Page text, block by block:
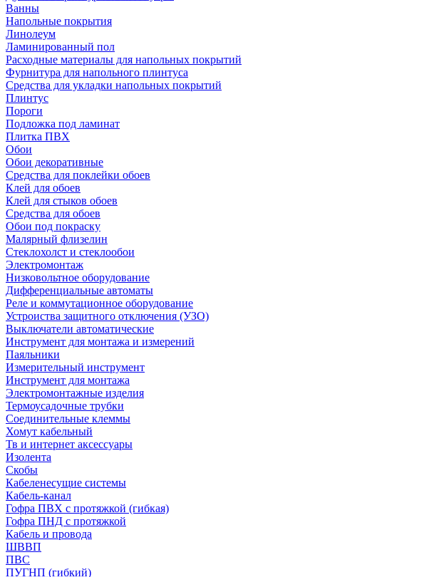
Ванны
Напольные покрытия
Линолеум
Ламинированный пол
Расходные материалы для напольных покрытий
Фурнитура для напольного плинтуса
Средства для укладки напольных покрытий
Плинтус
Пороги
Подложка под ламинат
Плитка ПВХ
Обои
Обои декоративные
Средства для поклейки обоев
Клей для обоев
Клей для стыков обоев
Средства для обоев
Обои под покраску
Малярный флизелин
Стеклохолст и стеклообои
Электромонтаж
Низковольтное оборудование
Дифференциальные автоматы
Реле и коммутационное оборудование
Устроиства защитного отключения (УЗО)
Выключатели автоматические
Инструмент для монтажа и измерений
Паяльники
Измерительный инструмент
Инструмент для монтажа
Электромонтажные изделия
Термоусадочные трубки
Соединительные клеммы
Хомут кабельный
Тв и интернет аксессуары
Изолента
Скобы
Кабеленесущие системы
Кабель-канал
Гофра ПВХ с протяжкой (гибкая)
Гофра ПНД с протяжкой
Кабель и провода
ШВВП
ПВС
ПУГНП (гибкий)